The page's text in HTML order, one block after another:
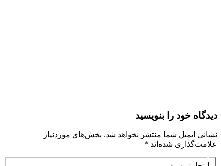
دیدگاه‌ خود را بنویسید
نشانی ایمیل شما منتشر نخواهد شد. بخش‌های موردنیاز
علامت‌گذاری شده‌اند *